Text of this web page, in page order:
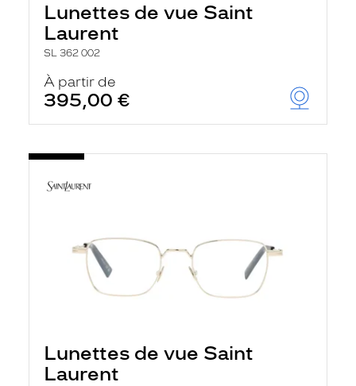
Lunettes de vue Saint
Laurent
SL 362 002
À partir de
395,00 €
Lunettes de vue Saint
Laurent